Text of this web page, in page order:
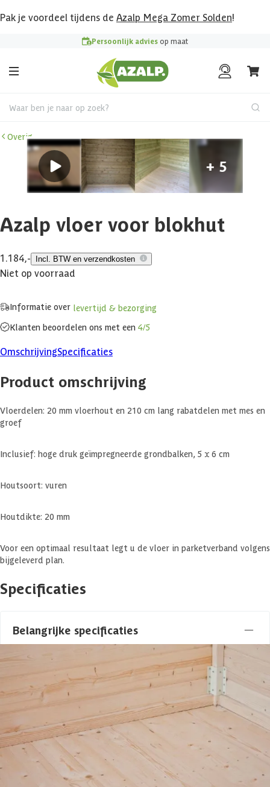
Pak je voordeel tijdens de Azalp Mega Zomer Solden!
Persoonlijk advies op maat
Waar ben je naar op zoek?
Overig
Azalp vloer voor blokhut
1.184,- Incl. BTW en verzendkosten
Niet op voorraad
Informatie over levertijd & bezorging
Klanten beoordelen ons met een 4/5
OmschrijvingSpecificaties
Product omschrijving
Vloerdelen: 20 mm vloerhout en 210 cm lang rabatdelen met mes en
groef
Inclusief: hoge druk geïmpregneerde grondbalken, 5 x 6 cm
Houtsoort: vuren
Houtdikte: 20 mm
Voor een optimaal resultaat legt u de vloer in parketverband volgens
bijgeleverd plan.
Specificaties
Belangrijke specificaties
Merk Azalp
Levertijd
Azalp artikelcode 12-111-0042-0
1012111004203